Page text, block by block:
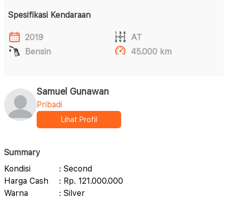
Spesifikasi Kendaraan
2019
AT
Bensin
45.000 km
Samuel Gunawan
Pribadi
Lihat Profil
Summary
Kondisi
: Second
Harga Cash
: Rp. 121.000.000
Warna
: Silver